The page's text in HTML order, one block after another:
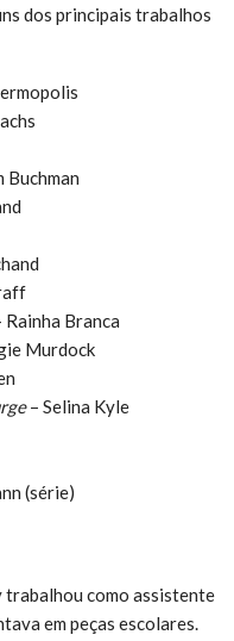
dos principais trabalhos
Buchman
Rainha Branca
Murdock
– Selina Kyle
(série)
trabalhou como assistente
em peças escolares.